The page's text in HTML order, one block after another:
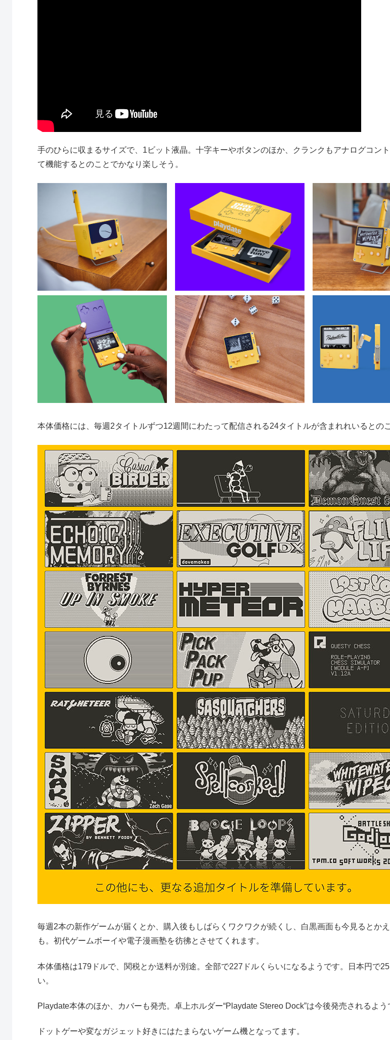
手のひらに収まるサイズで、1ビット液晶。十字キーやボタンのほか、クランクもアナログコン
て機能するとのことでかなり楽しそう。
本体価格には、毎週2タイトルずつ12週間にわたって配信される24タイトルが含まれれいるとのこ
毎週2本の新作ゲームが届くとか、購入後もしばらくワクワクが続くし、白黒画面も今見るとか
も。初代ゲームボーイや電子漫画塾を彷彿とさせてくれます。
本体価格は179ドルで、関税とか送料が別途。全部で227ドルくらいになるようです。日本円で
い。
Playdate本体のほか、カバーも発売。卓上ホルダー“Playdate Stereo Dock”は今後発売されるよう
ドットゲーや変なガジェット好きにはたまらないゲーム機となってます。